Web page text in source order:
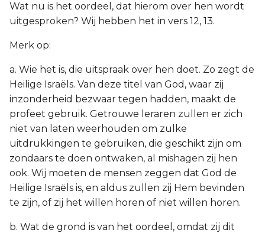
Wat nu is het oordeel, dat hierom over hen wordt
uitgesproken? Wij hebben het in vers 12, 13.
Merk op:
a. Wie het is, die uitspraak over hen doet. Zo zegt de
Heilige Israëls. Van deze titel van God, waar zij
inzonderheid bezwaar tegen hadden, maakt de
profeet gebruik. Getrouwe leraren zullen er zich
niet van laten weerhouden om zulke
uitdrukkingen te gebruiken, die geschikt zijn om
zondaars te doen ontwaken, al mishagen zij hen
ook. Wij moeten de mensen zeggen dat God de
Heilige Israëls is, en aldus zullen zij Hem bevinden
te zijn, of zij het willen horen of niet willen horen.
b. Wat de grond is van het oordeel, omdat zij dit